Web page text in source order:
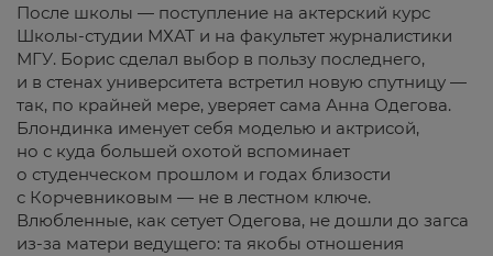
После школы — поступление на актерский курс
Школы-студии МХАТ и на факультет журналистики
МГУ. Борис сделал выбор в пользу последнего,
и в стенах университета встретил новую спутницу —
так, по крайней мере, уверяет сама Анна Одегова.
Блондинка именует себя моделью и актрисой,
но с куда большей охотой вспоминает
о студенческом прошлом и годах близости
с Корчевниковым — не в лестном ключе.
Влюбленные, как сетует Одегова, не дошли до загса
из-за матери ведущего: та якобы отношения